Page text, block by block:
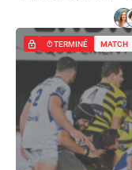
TERMINÉ MATCH